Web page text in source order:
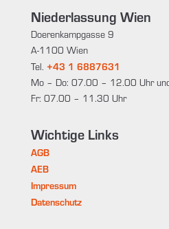
Niederlassung Wien
Doerenkampgasse 9
A-1100 Wien
Tel. +43 1 6887631
Mo – Do: 07.00 – 12.00 Uhr
Fr: 07.00 – 11.30 Uhr
Wichtige Links
AGB
AEB
Impressum
Datenschutz